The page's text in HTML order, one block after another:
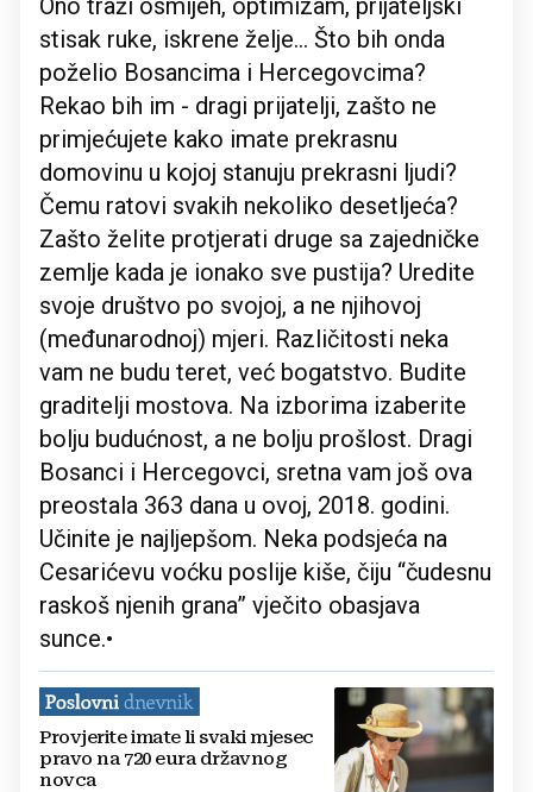
Ono traži osmijeh, optimizam, prijateljski
stisak ruke, iskrene želje... Što bih onda
poželio Bosancima i Hercegovcima?
Rekao bih im - dragi prijatelji, zašto ne
primjećujete kako imate prekrasnu
domovinu u kojoj stanuju prekrasni ljudi?
Čemu ratovi svakih nekoliko desetljeća?
Zašto želite protjerati druge sa zajedničke
zemlje kada je ionako sve pustija? Uredite
svoje društvo po svojoj, a ne njihovoj
(međunarodnoj) mjeri. Različitosti neka
vam ne budu teret, već bogatstvo. Budite
graditelji mostova. Na izborima izaberite
bolju budućnost, a ne bolju prošlost. Dragi
Bosanci i Hercegovci, sretna vam još ova
preostala 363 dana u ovoj, 2018. godini.
Učinite je najljepšom. Neka podsjeća na
Cesarićevu voćku poslije kiše, čiju “čudesnu
raskoš njenih grana” vječito obasjava
sunce.•
Provjerite imate li svaki mjesec
pravo na 720 eura državnog
novca